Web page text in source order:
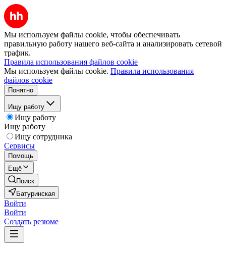
Мы используем файлы cookie, чтобы обеспечивать
правильную работу нашего веб-сайта и анализировать сетевой
трафик.
Правила использования файлов cookie
Мы используем файлы cookie. Правила использования
файлов cookie
Понятно
Ищу работу
Ищу работу
Ищу работу
Ищу сотрудника
Сервисы
Помощь
Ещё
Поиск
Батуринская
Войти
Войти
Создать резюме